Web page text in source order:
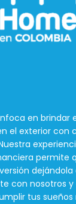
en brindar
el exterior con
permite
dejándola
con nosotros
tus sueños